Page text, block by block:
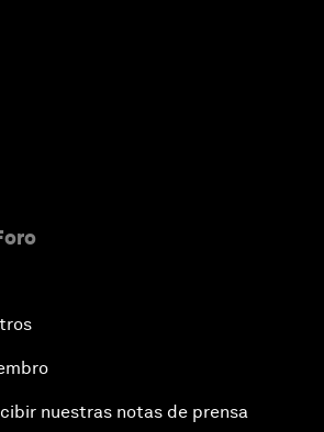
nuestras notas de prensa